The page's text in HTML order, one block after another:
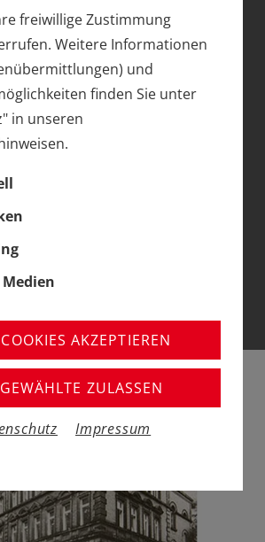
freiwillige Zustimmung
Weitere Informationen
und
finden Sie unter
in unseren
AKZEPTIEREN
ZULASSEN
Impressum
TRIX
MIT ZUKUNFT
Geschichte von Trix spiegelt auch
in Deutschland
neue Besitzverhältnisse und
Dennoch kamen aus dem
die zu den Meilensteinen